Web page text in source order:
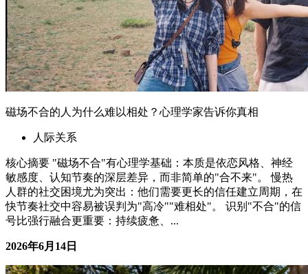
磁场不合的人为什么难以相处？心理学家告诉你真相
人际关系
核心摘要 "磁场不合"有心理学基础：本质是依恋风格、神经
敏感度、认知节奏的深层差异，而非简单的"合不来"。 慢热
人群的社交困境尤为突出：他们需要更长的信任建立周期，在
快节奏社交中容易被误判为"高冷""难相处"。 识别"不合"的信